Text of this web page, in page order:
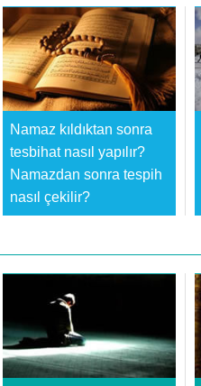
Namaz kıldıktan sonra
tesbihat nasıl yapılır?
Namazdan sonra tespih
nasıl çekilir?